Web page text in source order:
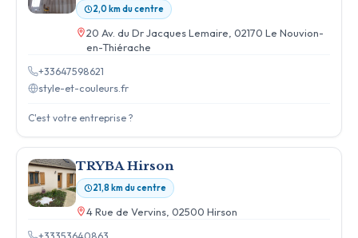
2,0 km du centre
20 Av. du Dr Jacques Lemaire, 02170 Le Nouvion-
en-Thiérache
+33647598621
style-et-couleurs.fr
C'est votre entreprise ?
TRYBA Hirson
21,8 km du centre
4 Rue de Vervins, 02500 Hirson